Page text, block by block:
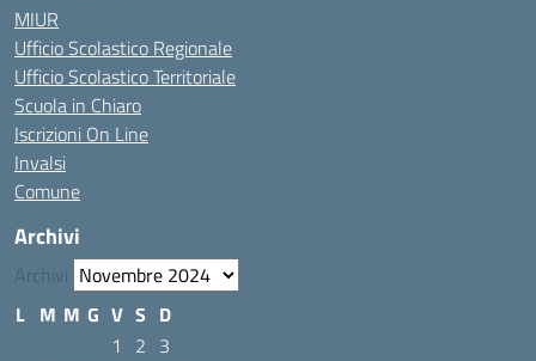
MIUR
Ufficio Scolastico Regionale
Ufficio Scolastico Territoriale
Scuola in Chiaro
Iscrizioni On Line
Invalsi
Comune
Archivi
Archivi
L M M G V S D
1
2 3